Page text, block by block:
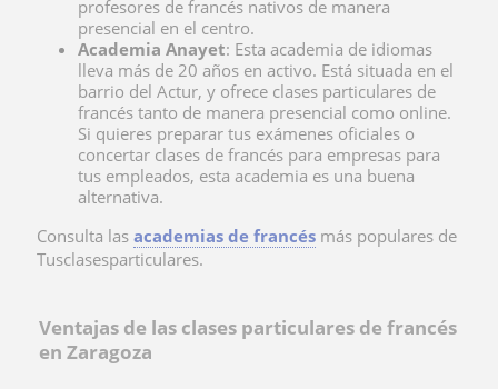
profesores de francés nativos de manera
presencial en el centro.
Academia Anayet: Esta academia de idiomas
lleva más de 20 años en activo. Está situada en el
barrio del Actur, y ofrece clases particulares de
francés tanto de manera presencial como online.
Si quieres preparar tus exámenes oficiales o
concertar clases de francés para empresas para
tus empleados, esta academia es una buena
alternativa.
Consulta las academias de francés más populares de
Tusclasesparticulares.
Ventajas de las clases particulares de francés
en Zaragoza